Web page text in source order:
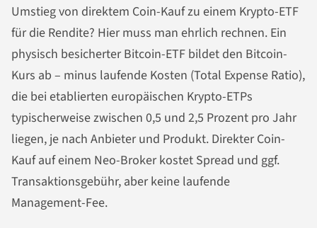
Umstieg von direktem Coin-Kauf zu einem Krypto-ETF
für die Rendite? Hier muss man ehrlich rechnen. Ein
physisch besicherter Bitcoin-ETF bildet den Bitcoin-
Kurs ab – minus laufende Kosten (Total Expense Ratio),
die bei etablierten europäischen Krypto-ETPs
typischerweise zwischen 0,5 und 2,5 Prozent pro Jahr
liegen, je nach Anbieter und Produkt. Direkter Coin-
Kauf auf einem Neo-Broker kostet Spread und ggf.
Transaktionsgebühr, aber keine laufende
Management-Fee.